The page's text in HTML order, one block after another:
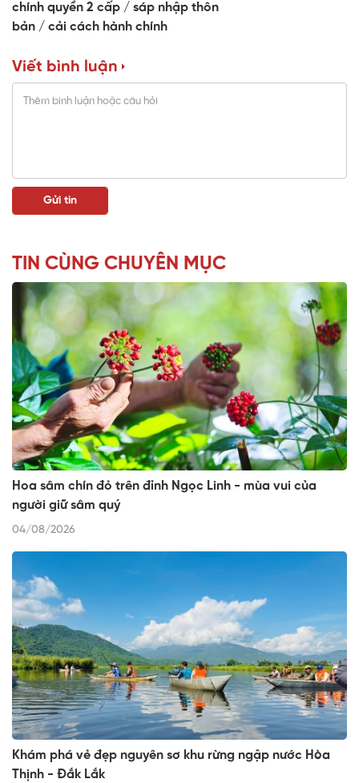
chính quyền 2 cấp
sáp nhập thôn
bản
cải cách hành chính
Viết bình luận
TIN CÙNG CHUYÊN MỤC
Hoa sâm chín đỏ trên đỉnh Ngọc Linh - mùa vui của
người giữ sâm quý
04/08/2026
Khám phá vẻ đẹp nguyên sơ khu rừng ngập nước Hòa
Thịnh - Đắk Lắk